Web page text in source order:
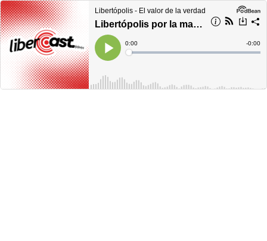
Libertópolis - El valor de la verdad
Libertópolis por la mañana, lunes 23 de noviembre de 2020
Play
Current
Time
0:00
Loaded:
Time
-0:00